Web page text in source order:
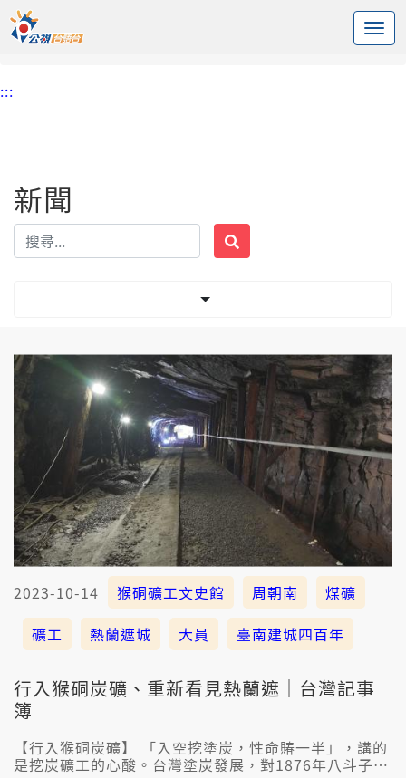
中央內容區塊
頭頁
:::
新聞
2023-10-14 猴硐礦工文史館 周朝南
煤礦
礦工
熱蘭遮城 大員 臺南建城四百年
行入猴硐炭礦、重新看見熱蘭遮｜台灣記事
簿
【行入猴硐炭礦】 「入空挖塗炭，性命賰一半」，講的
是挖炭礦工的心酸。台灣塗炭發展，對1876年八斗子塗